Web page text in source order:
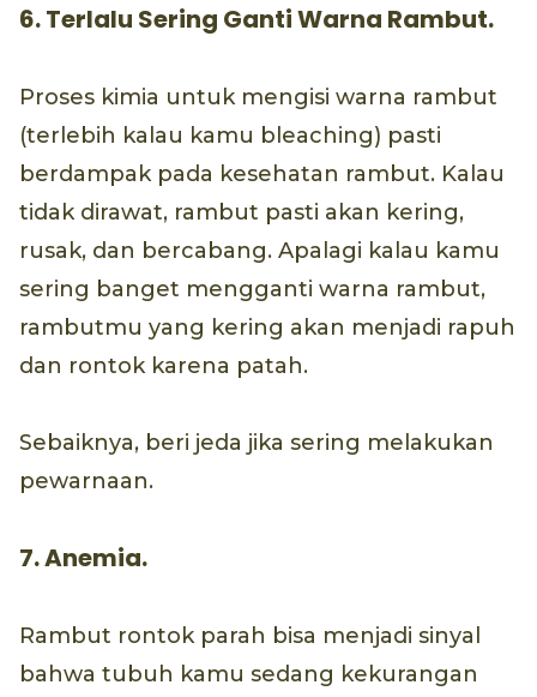
6. Terlalu Sering Ganti Warna Rambut.
Proses kimia untuk mengisi warna rambut
(terlebih kalau kamu bleaching) pasti
berdampak pada kesehatan rambut. Kalau
tidak dirawat, rambut pasti akan kering,
rusak, dan bercabang. Apalagi kalau kamu
sering banget mengganti warna rambut,
rambutmu yang kering akan menjadi rapuh
dan rontok karena patah.
Sebaiknya, beri jeda jika sering melakukan
pewarnaan.
7. Anemia.
Rambut rontok parah bisa menjadi sinyal
bahwa tubuh kamu sedang kekurangan